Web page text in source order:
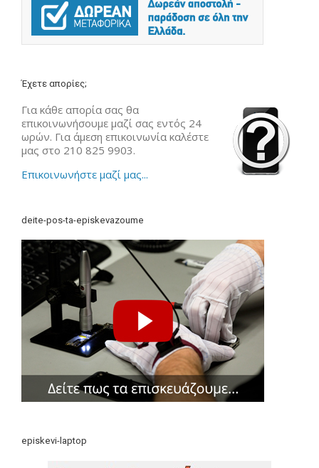
Έχετε απορίες;
Για κάθε απορία σας θα
επικοινωνήσουμε μαζί σας εντός 24
ωρών. Για άμεση επικοινωνία καλέστε
μας στο 210 825 9903.
Επικοινωνήστε μαζί μας...
deite-pos-ta-episkevazoume
episkevi-laptop